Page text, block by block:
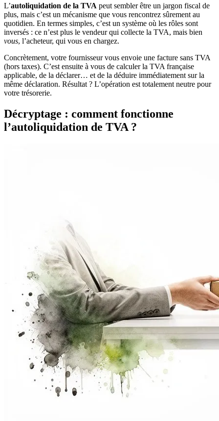
L’autoliquidation de la TVA peut sembler être un jargon fiscal de
plus, mais c’est un mécanisme que vous rencontrez sûrement au
quotidien. En termes simples, c’est un système où les rôles sont
inversés : ce n’est plus le vendeur qui collecte la TVA, mais bien
vous, l’acheteur, qui vous en chargez.
Concrètement, votre fournisseur vous envoie une facture sans TVA
(hors taxes). C’est ensuite à vous de calculer la TVA française
applicable, de la déclarer… et de la déduire immédiatement sur la
même déclaration. Résultat ? L’opération est totalement neutre pour
votre trésorerie.
Décryptage : comment fonctionne
l’autoliquidation de TVA ?